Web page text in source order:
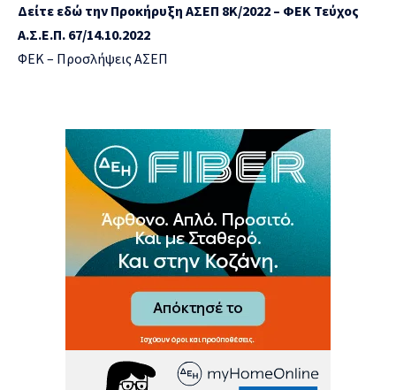
Δείτε εδώ την Προκήρυξη ΑΣΕΠ 8Κ/2022 – ΦΕΚ Τεύχος
Α.Σ.Ε.Π. 67/14.10.2022
ΦΕΚ – Προσλήψεις ΑΣΕΠ